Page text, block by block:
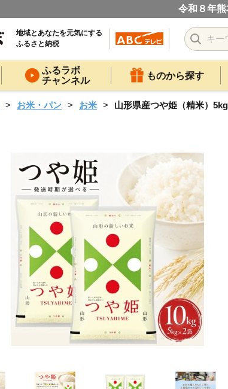
令和８年
地域とあなたを元気にする
ふるさと納税
ふるラボ
チャンネル
ものから探す
お米・パン お米 山形県産つや姫（精米）